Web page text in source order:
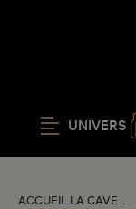
UNIVERS
ACCUEIL LA CAVE